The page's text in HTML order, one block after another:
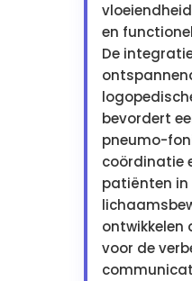
en
De
bevordert
pneumo-
coördinatie
patiënten
ontwikkelen
voor de